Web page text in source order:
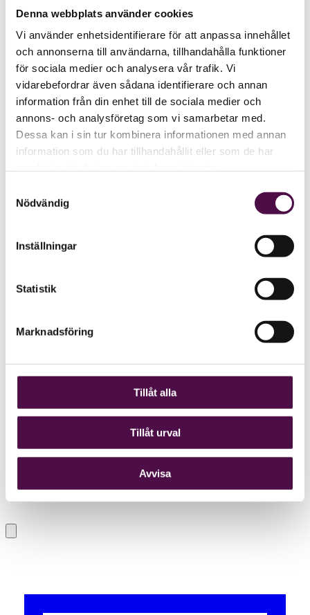
Denna webbplats använder cookies
Vi använder enhetsidentifierare för att anpassa innehållet
och annonserna till användarna, tillhandahålla funktioner
för sociala medier och analysera vår trafik. Vi
vidarebefordrar även sådana identifierare och annan
information från din enhet till de sociala medier och
annons- och analysföretag som vi samarbetar med.
Dessa kan i sin tur kombinera informationen med annan
information som du har tillhandahållit eller som de har
Nödvändig
Inställningar
Statistik
Marknadsföring
Tillåt alla
Tillåt urval
Avvisa